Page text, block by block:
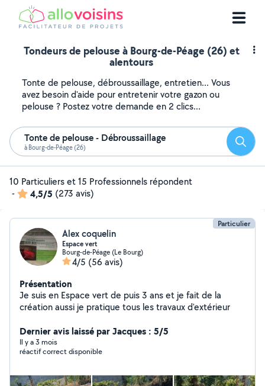
Tondeurs de pelouse à Bourg-de-Péage (26) et
alentours
Tonte de pelouse, débroussaillage, entretien... Vous
avez besoin d'aide pour entretenir votre gazon ou
pelouse ? Postez votre demande en 2 clics...
Tonte de pelouse - Débroussaillage
à Bourg-de-Péage (26)
10 Particuliers et 15 Professionnels répondent
-
4,5/5 (273 avis)
Particulier
Alex coquelin
Espace vert
Bourg-de-Péage (Le Bourg)
4/5 (56 avis)
Présentation
Je suis en Espace vert de puis 3 ans et je fait de la
création aussi je pratique tous les travaux d'extérieur
Dernier avis laissé par Jacques : 5/5
Il y a 3 mois
réactif correct disponible